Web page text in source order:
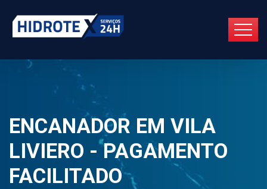
ENCANADOR EM VILA
LIVIERO - PAGAMENTO
FACILITADO